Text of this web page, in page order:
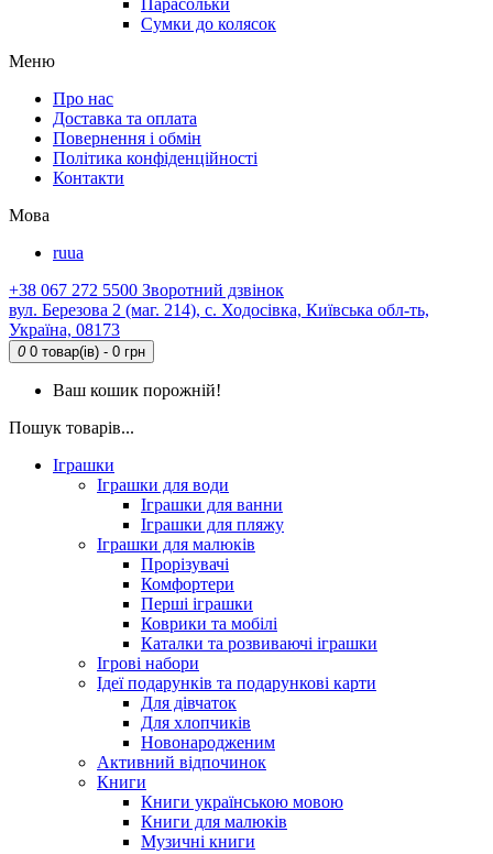
Парасольки
Сумки до колясок
Меню
Про нас
Доставка та оплата
Повернення і обмін
Політика конфіденційності
Контакти
Мова
ruua
+38 067 272 5500 Зворотний дзвінок
вул. Березова 2 (маг. 214), с. Ходосівка, Київська обл-ть,
Україна, 08173
0 0 товар(ів) - 0 грн
Ваш кошик порожній!
Пошук товарів...
Іграшки
Іграшки для води
Іграшки для ванни
Іграшки для пляжу
Іграшки для малюків
Прорізувачі
Комфортери
Перші іграшки
Коврики та мобілі
Каталки та розвиваючі іграшки
Ігрові набори
Ідеї ​​подарунків та подарункові карти
Для дівчаток
Для хлопчиків
Новонародженим
Активний відпочинок
Книги
Книги українською мовою
Книги для малюків
Музичні книги